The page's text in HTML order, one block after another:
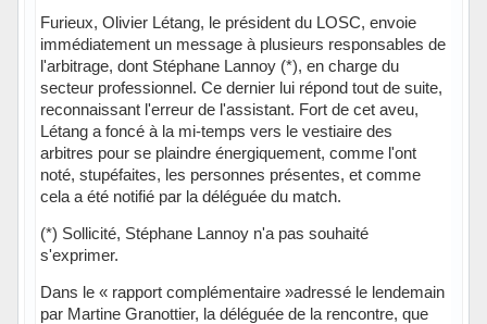
Furieux, Olivier Létang, le président du LOSC, envoie
immédiatement un message à plusieurs responsables de
l'arbitrage, dont Stéphane Lannoy (*), en charge du
secteur professionnel. Ce dernier lui répond tout de suite,
reconnaissant l'erreur de l'assistant. Fort de cet aveu,
Létang a foncé à la mi-temps vers le vestiaire des
arbitres pour se plaindre énergiquement, comme l'ont
noté, stupéfaites, les personnes présentes, et comme
cela a été notifié par la déléguée du match.
(*) Sollicité, Stéphane Lannoy n'a pas souhaité
s'exprimer.
Dans le « rapport complémentaire »adressé le lendemain
par Martine Granottier, la déléguée de la rencontre, que